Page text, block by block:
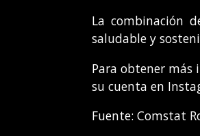
La combinación
saludable y
Para obtener más
su cuenta en
Fuente: Comstat